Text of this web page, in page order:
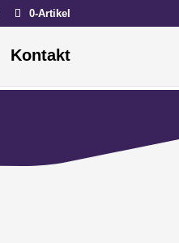
0-Artikel
Kontakt